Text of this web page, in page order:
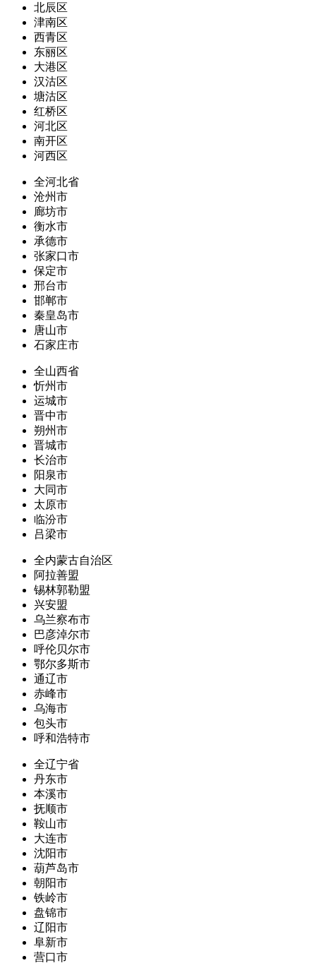
北辰区
津南区
西青区
东丽区
大港区
汉沽区
塘沽区
红桥区
河北区
南开区
河西区
全河北省
沧州市
廊坊市
衡水市
承德市
张家口市
保定市
邢台市
邯郸市
秦皇岛市
唐山市
石家庄市
全山西省
忻州市
运城市
晋中市
朔州市
晋城市
长治市
阳泉市
大同市
太原市
临汾市
吕梁市
全内蒙古自治区
阿拉善盟
锡林郭勒盟
兴安盟
乌兰察布市
巴彦淖尔市
呼伦贝尔市
鄂尔多斯市
通辽市
赤峰市
乌海市
包头市
呼和浩特市
全辽宁省
丹东市
本溪市
抚顺市
鞍山市
大连市
沈阳市
葫芦岛市
朝阳市
铁岭市
盘锦市
辽阳市
阜新市
营口市